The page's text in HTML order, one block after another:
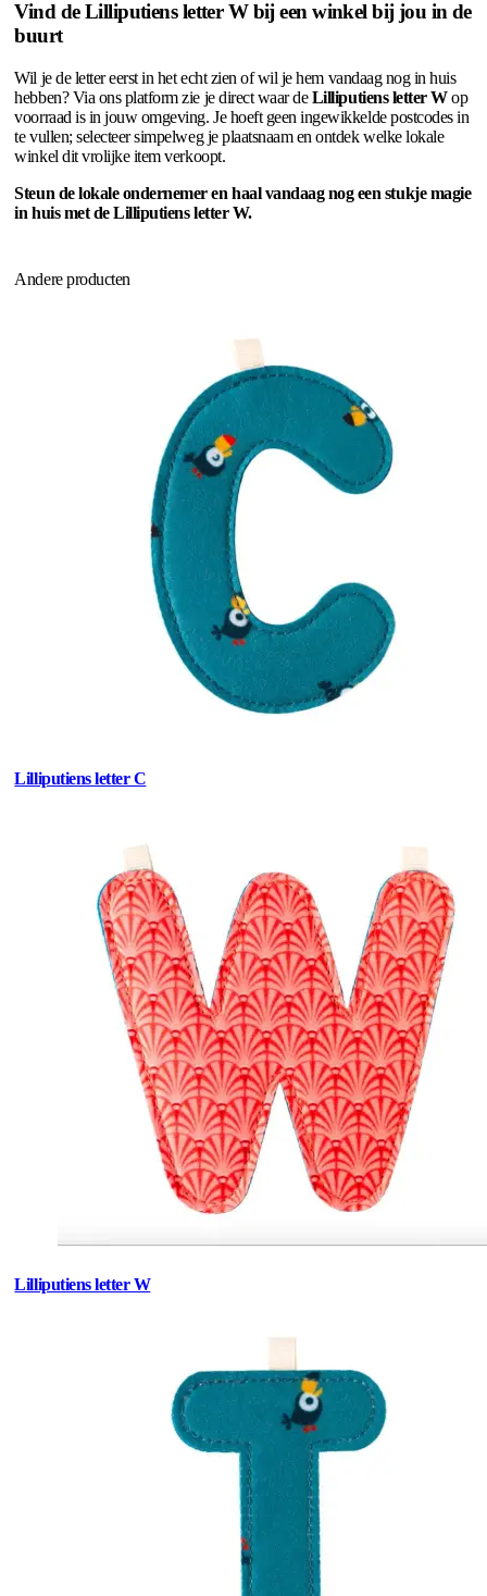
Vind de Lilliputiens letter W bij een winkel bij jou in de
buurt
Wil je de letter eerst in het echt zien of wil je hem vandaag nog in huis
hebben? Via ons platform zie je direct waar deLilliputiens letter Wop
voorraad is in jouw omgeving. Je hoeft geen ingewikkelde postcodes in
te vullen; selecteer simpelweg je plaatsnaam en ontdek welke lokale
winkel dit vrolijke item verkoopt.
Steun de lokale ondernemer en haal vandaag nog een stukje magie
in huis met de Lilliputiens letter W.
Andere producten
Lilliputiens letter C
Lilliputiens letter W